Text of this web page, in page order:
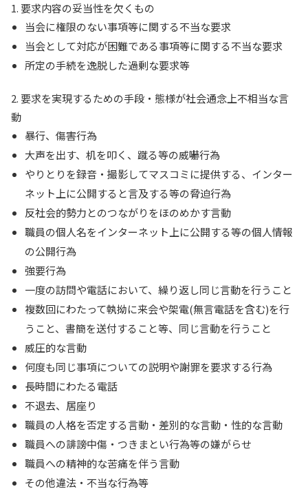
1. 要求内容の妥当性を欠くもの
当会に権限のない事項等に関する不当な要求
当会として対応が困難である事項等に関する不当な要求
所定の手続を逸脱した過剰な要求等
2. 要求を実現するための手段・態様が社会通念上不相当な言
動
暴行、傷害行為
大声を出す、机を叩く、蹴る等の威嚇行為
やりとりを録音・撮影してマスコミに提供する、インター
ネット上に公開すると言及する等の脅迫行為
反社会的勢力とのつながりをほのめかす言動
職員の個人名をインターネット上に公開する等の個人情報
の公開行為
強要行為
一度の訪問や電話において、繰り返し同じ言動を行うこと
複数回にわたって執拗に来会や架電(無言電話を含む)を行
うこと、書簡を送付すること等、同じ言動を行うこと
威圧的な言動
何度も同じ事項についての説明や謝罪を要求する行為
長時間にわたる電話
不退去、居座り
職員の人格を否定する言動・差別的な言動・性的な言動
職員への誹謗中傷・つきまとい行為等の嫌がらせ
職員への精神的な苦痛を伴う言動
その他違法・不当な行為等